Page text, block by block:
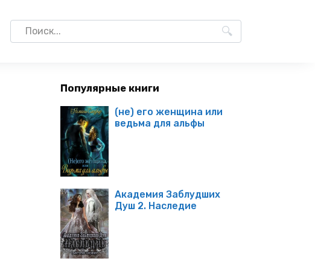
Search
for:
Популярные книги
(не) его женщина или
ведьма для альфы
Академия Заблудших
Душ 2. Наследие